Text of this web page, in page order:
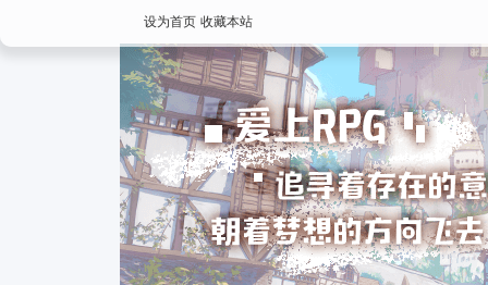
设为首页 收藏本站